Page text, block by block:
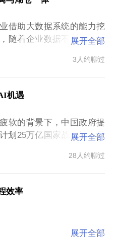
借助大数据系统的能力挖
随着企业数据不断增长膨
等问题比比皆是。
，针对企业企业自建计算
下药。通过实现存储计算
计算架构可支持面向异构
，
性，并加以优化，以便适
仓一体架构为蓝本，讲解
平台，实现业务上云，快
展开全部
3人约聊过
机遇
软的背景下，中国政府提
划25万亿国家战略投资用
、IT转型企业，及投资人
略方向，深刻解读新基建
重要的。
展开全部
28人约聊过
效率
展开全部